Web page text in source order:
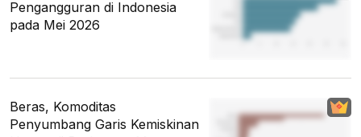
Pengangguran di Indonesia
pada Mei 2026
Beras, Komoditas
Penyumbang Garis Kemiskinan